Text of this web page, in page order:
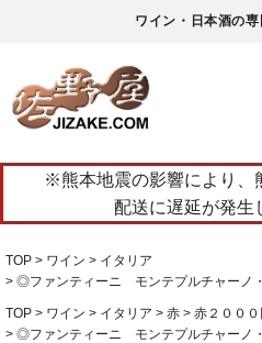
ワイン・日本酒の
※熊本地震の影響により、
配送に遅延が発生
TOP ワイン
イタリア
◎ファンティーニ モンテプルチャーノ
TOP ワイン イタリア 赤
赤２００
◎ファンティーニ モンテプルチャーノ